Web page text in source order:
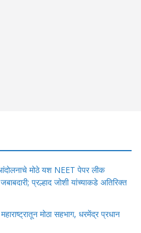
आंदोलनाचे मोठे यश NEET पेपर लीक
प्रल्हाद जोशी यांच्याकडे अतिरिक्त
मोठा सहभाग, धरमेंद्र प्रधान